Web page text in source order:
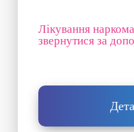
Лікування
звернутися за